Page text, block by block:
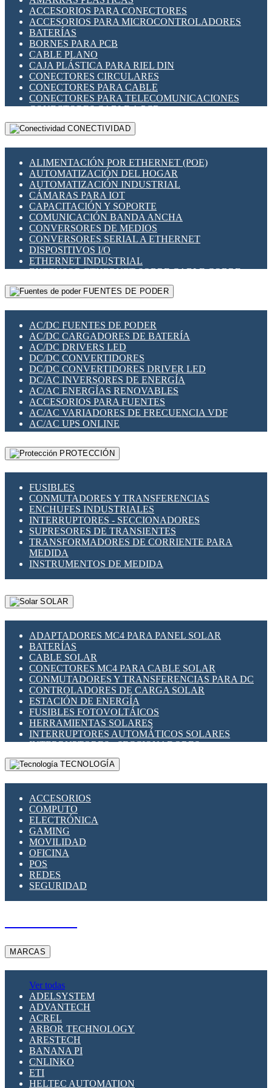
INDICADORES PARA PANEL
INTERFACES DE RELÉ
INTERRUPTORES FIN DE CARRERA
LLAVES CONMUTADORAS
MEDIDORES DE ENERGÍA Y TC'S DE CORRIENTE
MOTORES PASO A PASO
PANTALLAS HMI
PLC -CONTROLADORES LÓGICO PROGRAMABLES
PROGRAMADORES DE HORARIO
RELÉS DE PROTECCIÓN
SENSORES CAPACITIVOS
SENSORES INDUCTIVOS
TEMPORIZADORES
VARIACS
VARIADORES DE FRECUENCIA [VDF]
SECCIONADORES - INTERRUPTORES
MAQUINARIA
ACCESORIOS PARA CONECTORES
ACCESORIOS PARA MICROCONTROLADORES
BATERÍAS
BORNES PARA PCB
CABLE PLANO
CAJA PLÁSTICA PARA RIEL DIN
CONECTORES CIRCULARES
CONECTORES PARA CABLE
CONECTORES PARA TELECOMUNICACIONES
CONECTORES CABLE A PCB
CONECTORES PCB A CABLE
DIP SWITCHES
HERRAMIENTAS VARIAS
ILUMINACIÓN LED
INTERRUPTORES REED
INTERFACES DE RELÉ
OTROS RELÉS
PROTECCIÓN TÉRMICA
RELÉS AUTOMOTRICES
RELÉS DE SEÑAL
RELÉS DE ESTADO SÓLIDO SSR
RELÉS INDUSTRIALES
RELÉS MINIATURA DE POTENCIA
SENSORES MAGNÉTICOS
SWITCH Y MICROSWITCH
TARJETAS PI
UNIÓN Y DERIVACIÓN DE CABLE
CONECTIVIDAD
ALIMENTACIÓN POR ETHERNET (POE)
AUTOMATIZACIÓN DEL HOGAR
AUTOMATIZACIÓN INDUSTRIAL
CÁMARAS PARA IOT
CAPACITACIÓN Y SOPORTE
COMUNICACIÓN BANDA ANCHA
CONVERSORES DE MEDIOS
CONVERSORES SERIAL A ETHERNET
DISPOSITIVOS I/O
ETHERNET INDUSTRIAL
EXTENSOR ETHERNET SOBRE CABLE COBRE
GATEWAY LORAWAN
GESTIÓN DE REDES
PLACAS MODULARES IOT
SWITCHES Y REDES WIFI
SOLUCIONES IOT
SOLUCIONES LORAWAN
SOLUCIONES RED CELULAR
SEGURIDAD PARA REDES
SWITCHES LAN
TELEFONÍA IP (VOIP)
VIGILANCIA IP (CCTV)
MESHTASTIC
FUENTES DE PODER
AC/DC FUENTES DE PODER
AC/DC CARGADORES DE BATERÍA
AC/DC DRIVERS LED
DC/DC CONVERTIDORES
DC/DC CONVERTIDORES DRIVER LED
DC/AC INVERSORES DE ENERGÍA
AC/AC ENERGÍAS RENOVABLES
ACCESORIOS PARA FUENTES
AC/AC VARIADORES DE FRECUENCIA VDF
AC/AC UPS ONLINE
PROTECCIÓN
FUSIBLES
CONMUTADORES Y TRANSFERENCIAS
ENCHUFES INDUSTRIALES
INTERRUPTORES - SECCIONADORES
SUPRESORES DE TRANSIENTES
TRANSFORMADORES DE CORRIENTE PARA
MEDIDA
INSTRUMENTOS DE MEDIDA
SOLAR
ADAPTADORES MC4 PARA PANEL SOLAR
BATERÍAS
CABLE SOLAR
CONECTORES MC4 PARA CABLE SOLAR
CONMUTADORES Y TRANSFERENCIAS PARA DC
CONTROLADORES DE CARGA SOLAR
ESTACIÓN DE ENERGÍA
FUSIBLES FOTOVOLTÁICOS
HERRAMIENTAS SOLARES
INTERRUPTORES AUTOMÁTICOS SOLARES
INTERRUPTORES - SECCIONADORES
FOTOVOLTÁICOS
MONTAJE PANEL SOLAR
SUPRESOR DE TRANSIENTES SPDS PARA
APLICACIONES FOTOVOLTAICAS
TECNOLOGÍA
ACCESORIOS
COMPUTO
ELECTRÓNICA
GAMING
MOVILIDAD
OFICINA
POS
REDES
SEGURIDAD
MARCAS
Ver todas
ADELSYSTEM
ADVANTECH
ACREL
ARBOR TECHNOLOGY
ARESTECH
BANANA PI
CNLINKO
ETI
HELTEC AUTOMATION